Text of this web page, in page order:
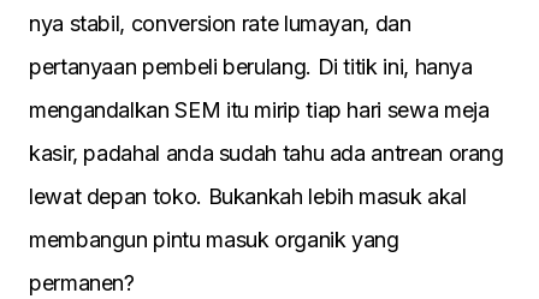
nya stabil, conversion rate lumayan, dan
pertanyaan pembeli berulang. Di titik ini, hanya
mengandalkan SEM itu mirip tiap hari sewa meja
kasir, padahal anda sudah tahu ada antrean orang
lewat depan toko. Bukankah lebih masuk akal
membangun pintu masuk organik yang
permanen?